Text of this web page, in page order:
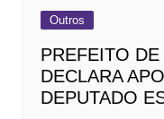
Outros
PREFEITO
DECLARA
DEPUTADO